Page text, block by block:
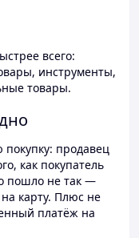
всего:
инструменты,
товары.
продавец
как покупатель
пошло не так —
карту. Плюс не
платёж на